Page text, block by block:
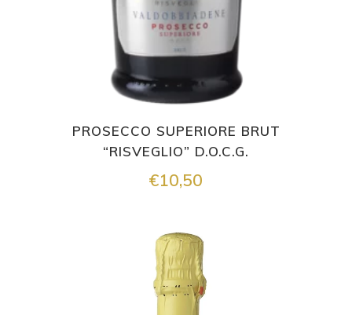
PROSECCO SUPERIORE BRUT
“RISVEGLIO” D.O.C.G.
€10,50